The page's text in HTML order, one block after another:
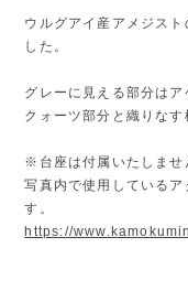
ウルグアイ産アメジス
した。
グレーに見える部分はア
クォーツ部分と織りなす
※台座は付属いたしませ
写真内で使用している
す。
https://